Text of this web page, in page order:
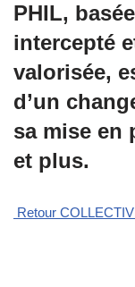
PHIL,
intercepté
valorisée,
d’un
sa mise en
et plus.
Retour